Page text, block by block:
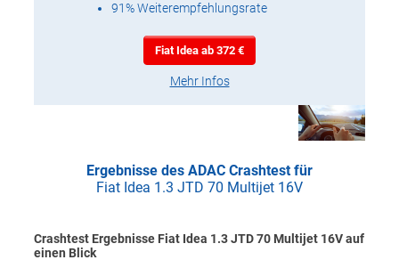
91% Weiterempfehlungsrate
Fiat Idea ab 372 €
Mehr Infos
Ergebnisse des ADAC Crashtest für
Fiat Idea 1.3 JTD 70 Multijet 16V
Crashtest Ergebnisse Fiat Idea 1.3 JTD 70 Multijet 16V auf
einen Blick